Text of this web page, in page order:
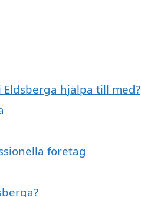
hjälpa till med?
företag